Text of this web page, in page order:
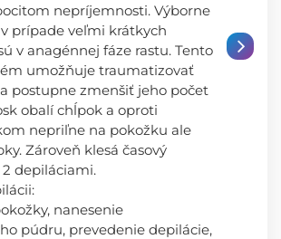
nepríjemnosti. Výborne
prípade veľmi krátkych
v anagénnej fáze rastu. Tento
umožňuje traumatizovať
postupne zmenšiť jeho počet
obalí chĺpok a oproti
nepriľne na pokožku ale
Zároveň klesá časový
depiláciami.
nanesenie
púdru, prevedenie depilácie,